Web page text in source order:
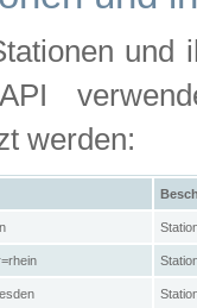
und
werden: